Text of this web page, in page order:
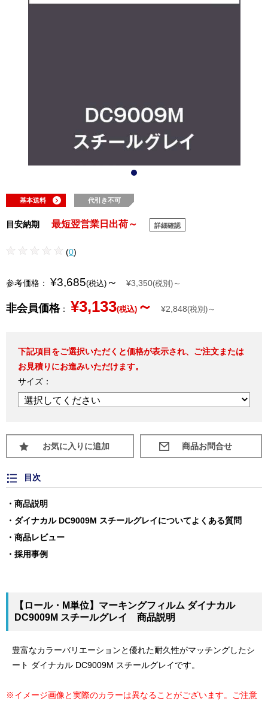
基本送料 代引き不可
目安納期 最短翌営業日出荷～ 詳細確認
(0)
参考価格： ¥3,685(税込) ～ ¥3,350(税別) ～
非会員価格： ¥3,133(税込) ～ ¥2,848(税別) ～
下記項目をご選択いただくと価格が表示され、ご注文または
お見積りにお進みいただけます。
サイズ：
お気に入りに追加
目次
商品説明
ダイナカル DC9009M スチールグレイについてよくある質問
商品レビュー
採用事例
【ロール・M単位】マーキングフィルム ダイナカル
DC9009M スチールグレイ 商品説明
豊富なカラーバリエーションと優れた耐久性がマッチングしたシ
ート ダイナカル DC9009M スチールグレイです。
※イメージ画像と実際のカラーは異なることがございます。ご注意